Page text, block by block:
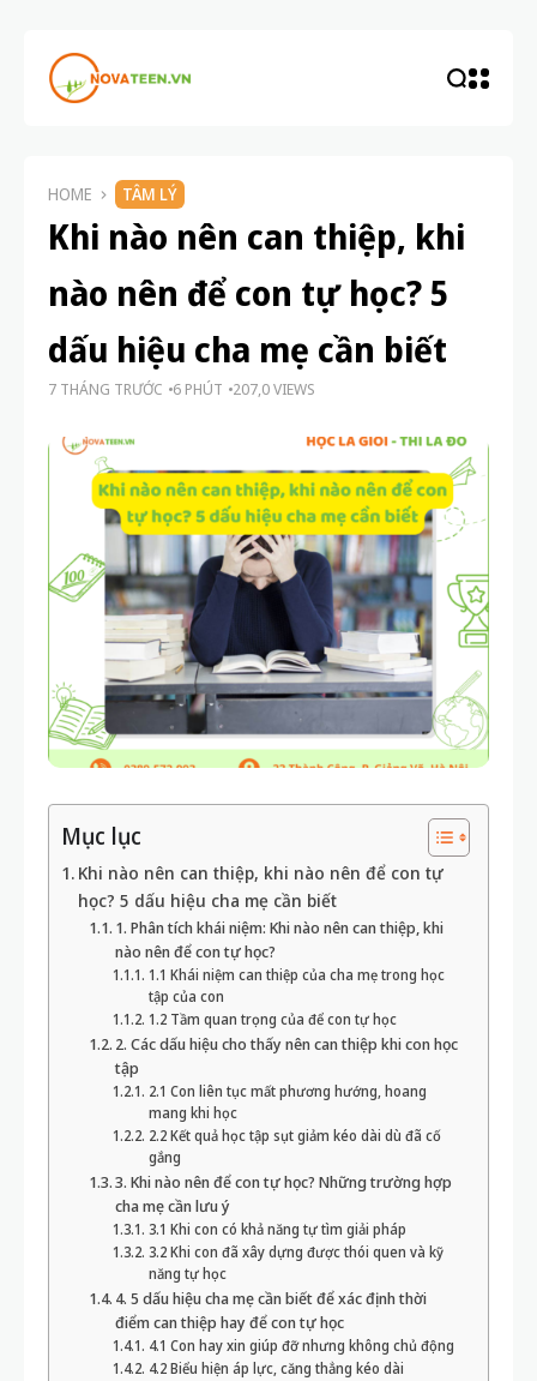
HOME TÂM LÝ
Khi nào nên can thiệp, khi
nào nên để con tự học? 5
dấu hiệu cha mẹ cần biết
7 THÁNG TRƯỚC 6 PHÚT 207,0 VIEWS
Mục lục
Khi nào nên can thiệp, khi nào nên để con tự
học? 5 dấu hiệu cha mẹ cần biết
1. Phân tích khái niệm: Khi nào nên can thiệp, khi
nào nên để con tự học?
1.1 Khái niệm can thiệp của cha mẹ trong học
tập của con
1.2 Tầm quan trọng của để con tự học
2. Các dấu hiệu cho thấy nên can thiệp khi con học
tập
2.1 Con liên tục mất phương hướng, hoang
mang khi học
2.2 Kết quả học tập sụt giảm kéo dài dù đã cố
gắng
3. Khi nào nên để con tự học? Những trường hợp
cha mẹ cần lưu ý
3.1 Khi con có khả năng tự tìm giải pháp
3.2 Khi con đã xây dựng được thói quen và kỹ
năng tự học
4. 5 dấu hiệu cha mẹ cần biết để xác định thời
điểm can thiệp hay để con tự học
4.1 Con hay xin giúp đỡ nhưng không chủ động
4.2 Biểu hiện áp lực, căng thẳng kéo dài